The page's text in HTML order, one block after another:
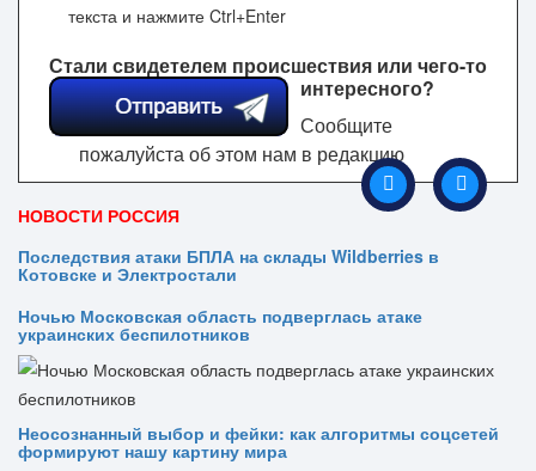
Стали свидетелем происшествия или чего-то
интересного?
Сообщите
пожалуйста об этом нам в редакцию
текста и нажмите Ctrl+Enter
НОВОСТИ РОССИЯ
Последствия атаки БПЛА на склады Wildberries в
Котовске и Электростали
Ночью Московская область подверглась атаке
украинских беспилотников
Неосознанный выбор и фейки: как алгоритмы соцсетей
формируют нашу картину мира